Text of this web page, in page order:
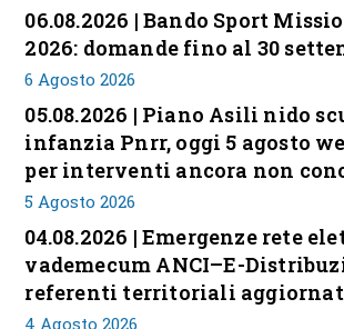
06.08.2026 | Bando Sport
2026: domande fino al 30
6 Agosto 2026
05.08.2026 | Piano Asili nido
infanzia Pnrr, oggi 5 agosto
per interventi ancora non
5 Agosto 2026
04.08.2026 | Emergenze rete
vademecum ANCI–E-
referenti territoriali
4 Agosto 2026